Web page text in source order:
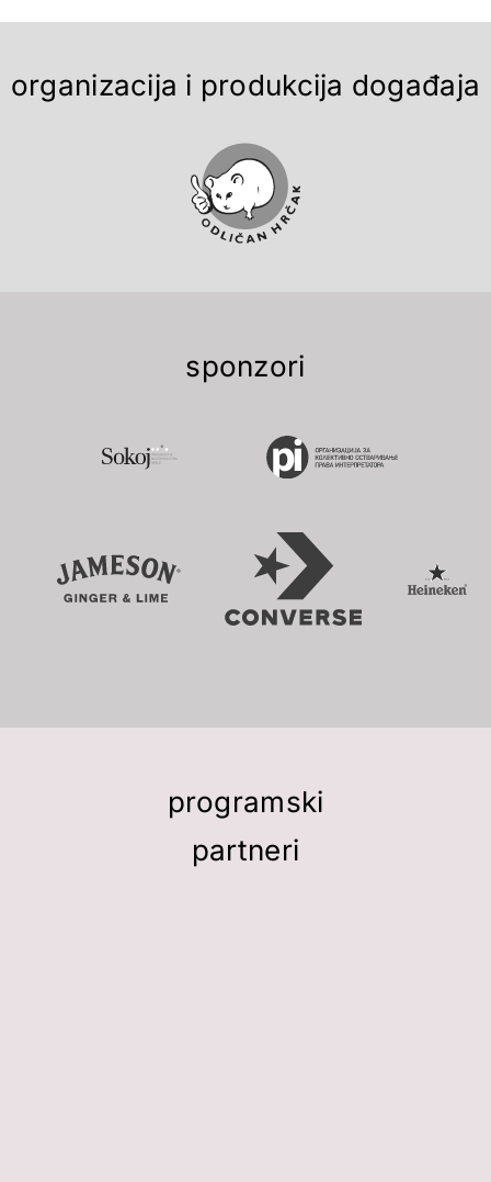
organizacija i produkcija događaja
sponzori
programski
partneri